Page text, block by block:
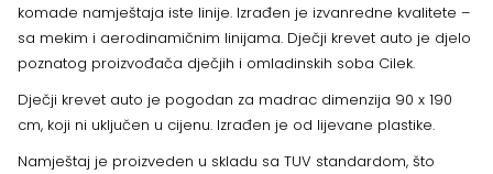
komade namještaja iste linije. Izrađen je izvanredne kvalitete –
sa mekim i aerodinamičnim linijama. Dječji krevet auto je djelo
poznatog proizvođača dječjih i omladinskih soba Cilek.
Dječji krevet auto je pogodan za madrac dimenzija 90 x 190
cm, koji ni uključen u cijenu. Izrađen je od lijevane plastike.
Namještaj je proizveden u skladu sa TUV standardom, što